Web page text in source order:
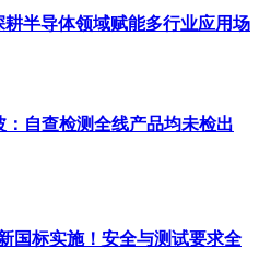
半导体领域赋能多行业应用场
自查检测全线产品均未检出
国标实施！安全与测试要求全